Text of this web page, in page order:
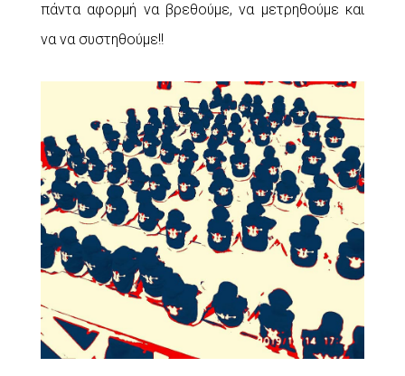
πάντα αφορμή να βρεθούμε, να μετρηθούμε και
να να συστηθούμε!!